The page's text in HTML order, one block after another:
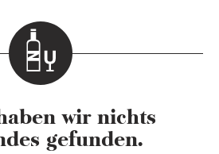
wir nichts
gefunden.